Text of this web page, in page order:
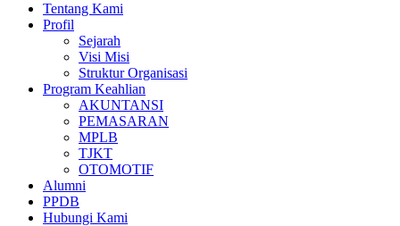
Tentang Kami
Profil
Sejarah
Visi Misi
Struktur Organisasi
Program Keahlian
AKUNTANSI
PEMASARAN
MPLB
TJKT
OTOMOTIF
Alumni
PPDB
Hubungi Kami